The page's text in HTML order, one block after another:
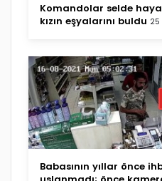
Komandolar selde
kızın eşyalarını buldu 25
Babasının yıllar önce